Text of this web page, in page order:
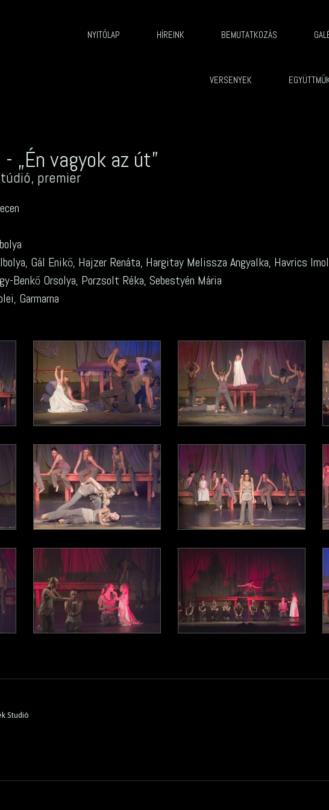
NYITÓLAP HÍREINK BEMUTATKOZÁS
VERSENYEK
„Én vagyok az út”
premier
Gál Enikő, Hajzer Renáta, Hargitay Melissza Angyalka, Havrics
Benkő Orsolya, Porzsolt Réka, Sebestyén Mária
Garmarna
Studió